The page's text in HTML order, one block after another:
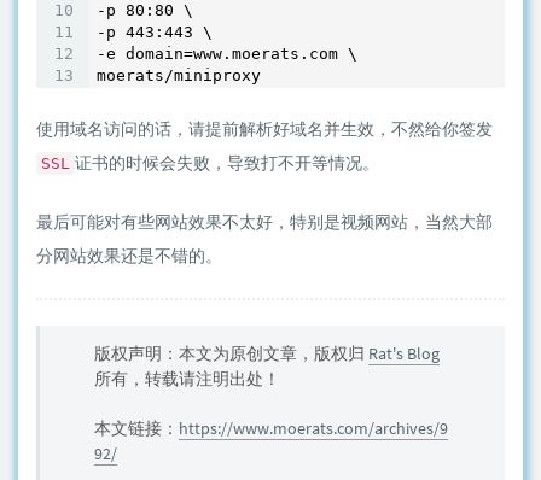
-p 80:80 \
-p 443:443 \
-e domain=www.moerats.com \
使用域名访问的话，请提前解析好域名并生效，不然给你签发
SSL 证书的时候会失败，导致打不开等情况。
最后可能对有些网站效果不太好，特别是视频网站，当然大部
分网站效果还是不错的。
版权声明：本文为原创文章，版权归 Rat's Blog
所有，转载请注明出处！
本文链接： https://www.moerats.com/archives/9
92/